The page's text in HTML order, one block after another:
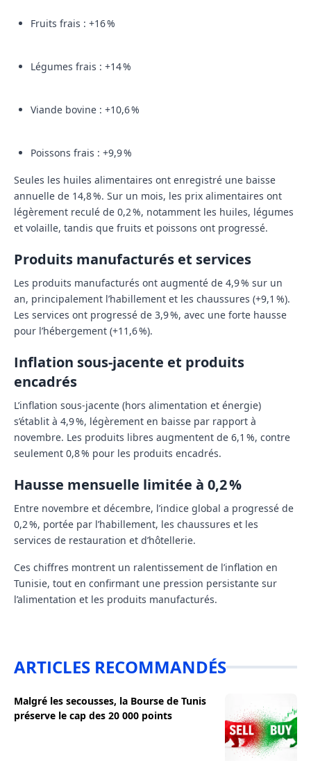
Fruits frais : +16 %
Légumes frais : +14 %
Viande bovine : +10,6 %
Poissons frais : +9,9 %
Seules les huiles alimentaires ont enregistré une baisse
annuelle de 14,8 %. Sur un mois, les prix alimentaires ont
légèrement reculé de 0,2 %, notamment les huiles, légumes
et volaille, tandis que fruits et poissons ont progressé.
Produits manufacturés et services
Les produits manufacturés ont augmenté de 4,9 % sur un
an, principalement l’habillement et les chaussures (+9,1 %).
Les services ont progressé de 3,9 %, avec une forte hausse
pour l’hébergement (+11,6 %).
Inflation sous-jacente et produits
encadrés
L’inflation sous-jacente (hors alimentation et énergie)
s’établit à 4,9 %, légèrement en baisse par rapport à
novembre. Les produits libres augmentent de 6,1 %, contre
seulement 0,8 % pour les produits encadrés.
Hausse mensuelle limitée à 0,2 %
Entre novembre et décembre, l’indice global a progressé de
0,2 %, portée par l’habillement, les chaussures et les
services de restauration et d’hôtellerie.
Ces chiffres montrent un ralentissement de l’inflation en
Tunisie, tout en confirmant une pression persistante sur
l’alimentation et les produits manufacturés.
ARTICLES RECOMMANDÉS
Malgré les secousses, la Bourse de Tunis
préserve le cap des 20 000 points